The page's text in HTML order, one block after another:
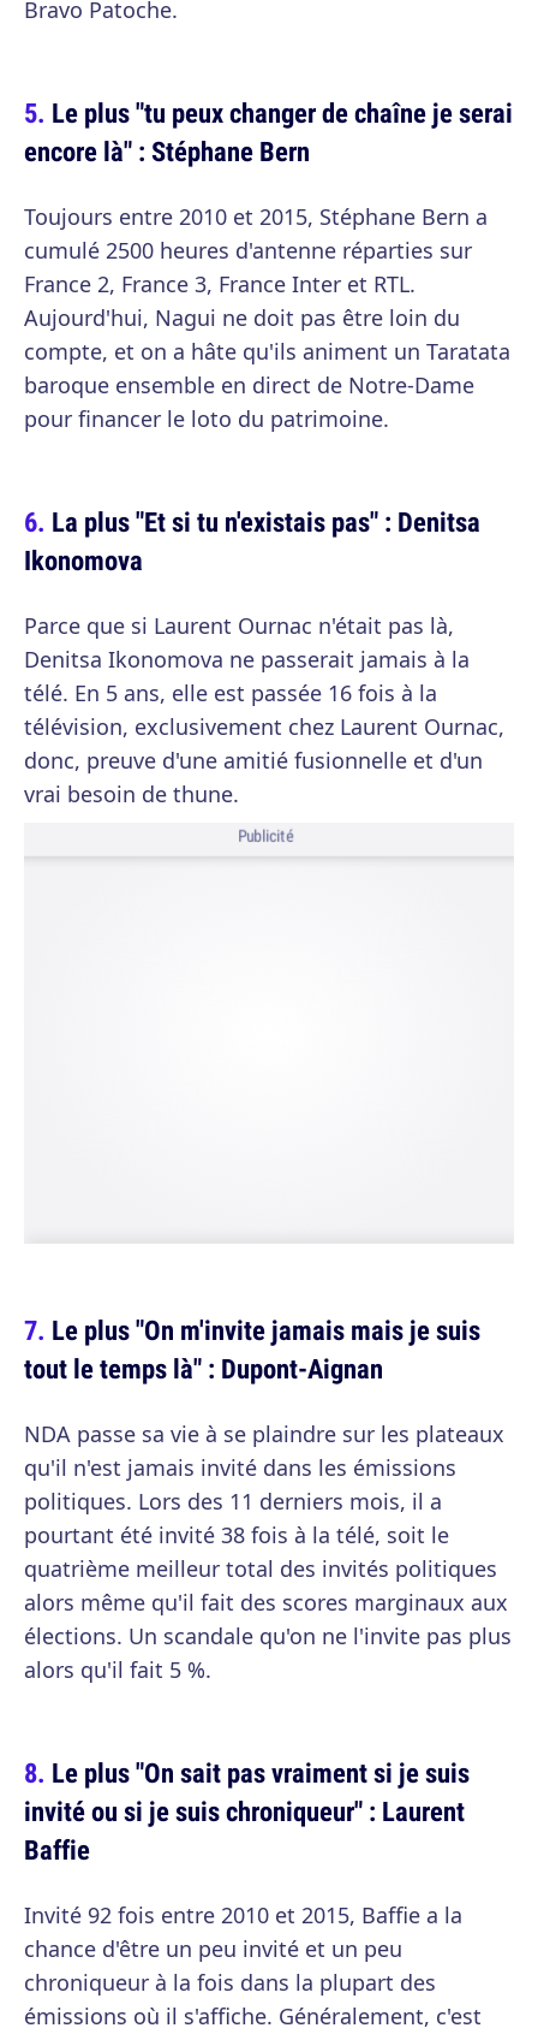
Bravo Patoche.
Le plus "tu peux changer de chaîne je serai
encore là" : Stéphane Bern
Toujours entre 2010 et 2015, Stéphane Bern a
cumulé 2500 heures d'antenne réparties sur
France 2, France 3, France Inter et RTL.
Aujourd'hui, Nagui ne doit pas être loin du
compte, et on a hâte qu'ils animent un Taratata
baroque ensemble en direct de Notre-Dame
pour financer le loto du patrimoine.
La plus "Et si tu n'existais pas" : Denitsa
Ikonomova
Parce que si Laurent Ournac n'était pas là,
Denitsa Ikonomova ne passerait jamais à la
télé. En 5 ans, elle est passée 16 fois à la
télévision, exclusivement chez Laurent Ournac,
donc, preuve d'une amitié fusionnelle et d'un
vrai besoin de thune.
Publicité
Le plus "On m'invite jamais mais je suis
tout le temps là" : Dupont-Aignan
NDA passe sa vie à se plaindre sur les plateaux
qu'il n'est jamais invité dans les émissions
politiques. Lors des 11 derniers mois, il a
pourtant été invité 38 fois à la télé, soit le
quatrième meilleur total des invités politiques
alors même qu'il fait des scores marginaux aux
élections. Un scandale qu'on ne l'invite pas plus
alors qu'il fait 5 %.
Le plus "On sait pas vraiment si je suis
invité ou si je suis chroniqueur" : Laurent
Baffie
Invité 92 fois entre 2010 et 2015, Baffie a la
chance d'être un peu invité et un peu
chroniqueur à la fois dans la plupart des
émissions où il s'affiche. Généralement, c'est